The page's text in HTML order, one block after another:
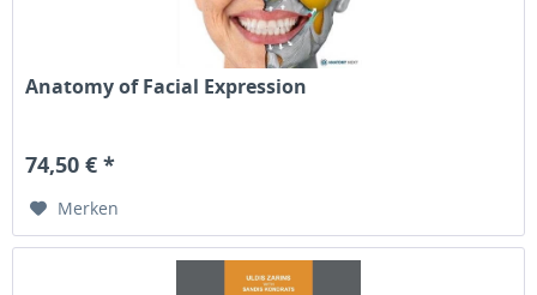
Anatomy of Facial Expression
74,50 € *
Merken